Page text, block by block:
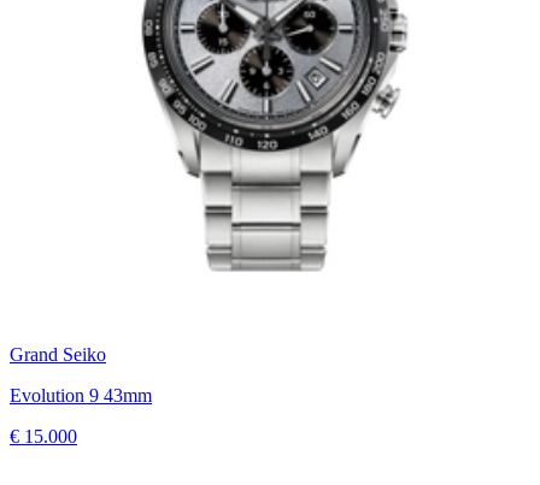
Grand Seiko
Evolution 9 43mm
€ 15.000